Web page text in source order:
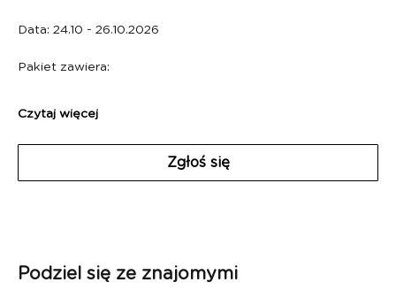
Data: 24.10 - 26.10.2026
Pakiet zawiera:
Czytaj więcej
Zgłoś się
Podziel się ze znajomymi